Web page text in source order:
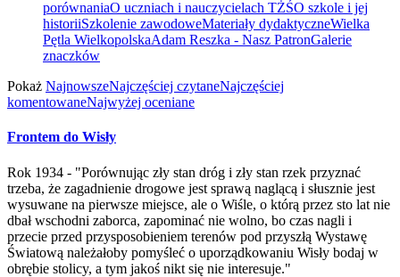
porównaniaO uczniach i nauczycielach TŻŚO szkole i jej
historiiSzkolenie zawodoweMateriały dydaktyczneWielka
Pętla WielkopolskaAdam Reszka - Nasz PatronGalerie
znaczków
Pokaż NajnowszeNajczęściej czytaneNajczęściej
komentowaneNajwyżej oceniane
Frontem do Wisły
Rok 1934 - "Porównując zły stan dróg i zły stan rzek przyznać
trzeba, że zagadnienie drogowe jest sprawą naglącą i słusznie jest
wysuwane na pierwsze miejsce, ale o Wiśle, o którą przez sto lat nie
dbał wschodni zaborca, zapominać nie wolno, bo czas nagli i
przecie przed przysposobieniem terenów pod przyszłą Wystawę
Światową należałoby pomyśleć o uporządkowaniu Wisły bodaj w
obrębie stolicy, a tym jakoś nikt się nie interesuje."